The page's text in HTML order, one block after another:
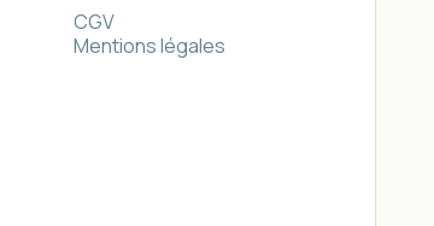
CGV
Mentions légales